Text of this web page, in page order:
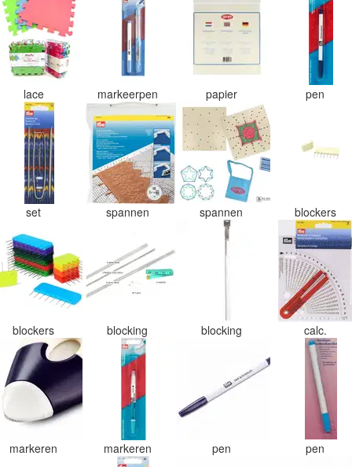
lace markeerpen papier pen
set spannen spannen blockers
blockers blocking blocking calc.
markeren markeren pen pen